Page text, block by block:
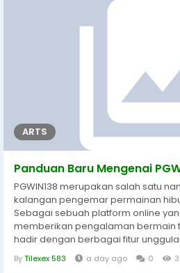
得的是一種身臨其境的沉浸感、公平公
鬆愉悅的氛圍中享受休閒時光，這裡都能
ARTS
Panduan Baru Mengenai
PGWIN138 merupakan salah satu
kalangan pengemar permainan
Sebagai sebuah platform online
memberikan pengalaman bermain
hadir dengan berbagai fitur
dari situs-situs serupa. Kehadiran
angin segar bagi pengguna yang
ByTilexex 583 a day ago 0 3